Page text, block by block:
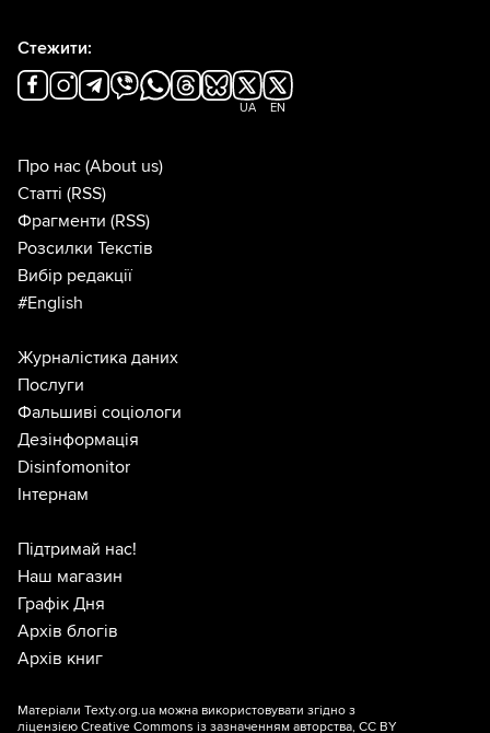
Стежити:
UA EN
Про нас (About us)
Статті (RSS)
Фрагменти (RSS)
Розсилки Текстів
Вибір редакції
#English
Журналістика даних
Послуги
Фальшиві соціологи
Дезінформація
Disinfomonitor
Інтернам
Підтримай нас!
Наш магазин
Графік Дня
Архів блогів
Архів книг
Матеріали Texty.org.ua можна використовувати згідно з
ліцензією Creative Commons із зазначенням авторства, CC BY